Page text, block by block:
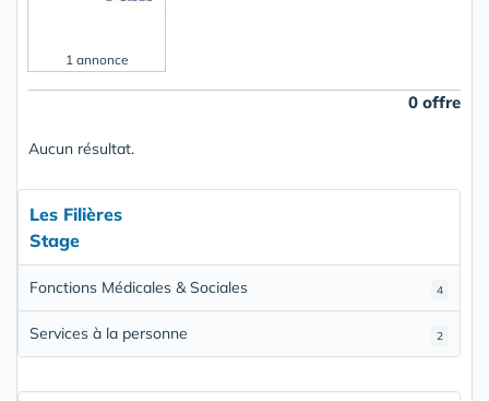
1 annonce
0 offre
Aucun résultat.
Les Filières
Stage
4
Fonctions Médicales & Sociales
2
Services à la personne